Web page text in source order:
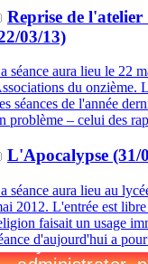
Reprise de l'atelier
03/13)
séance aura lieu le 22
du onzième.
séances de l'année
problème – celui des
L'Apocalypse (31/
séance aura lieu au
2012. L'entrée est
faisait un usage
d'aujourd'hui a